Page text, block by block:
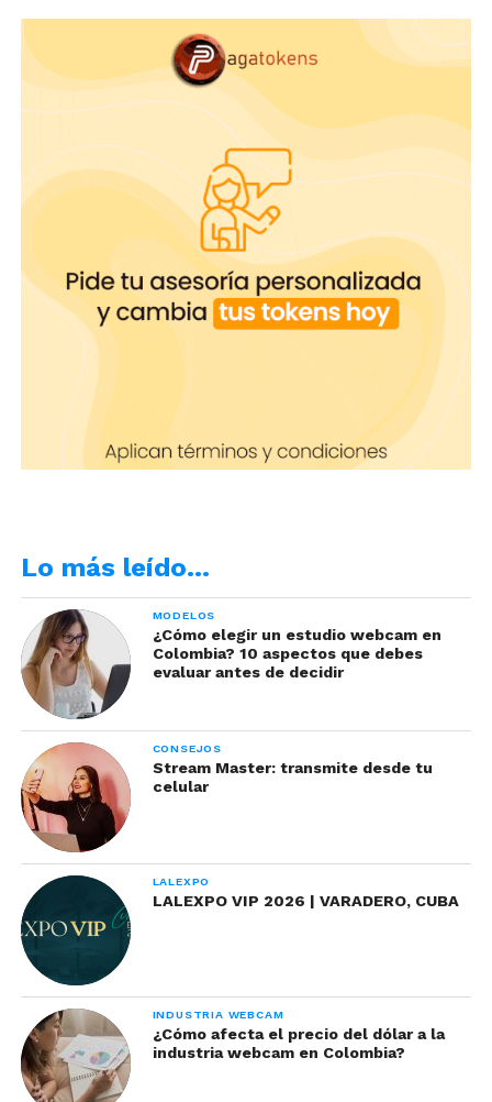
Stories: Compartiendo momentos
cercanos en tiempo real
Los Stories son una forma auténtica de conectarte
con tus seguidores al mostrar momentos
espontáneos y cercanos. Utiliza esta función para
compartir aspectos personales de tu vida y tu
profesión.
Los seguidores disfrutan viendo contenido detrás
de escena y sentir que son parte de tu día a día.
Esto no solo fortalece la relación con tus
seguidores existentes, sino que también atrae
nuevos seguidores interesados en conocerte
Post: Fomentando comentarios y
compromiso
Los posts en Instagram siguen siendo una manera
efectiva de generar comentarios y compromiso.
Emplea imágenes cautivadoras y descripciones
interesantes para capturar la atención de tus
seguidores. Los posts tienen la posibilidad de
llegar a un público más amplio a través de la
función «Explorar», lo que te permite atraer a
nuevos seguidores que aún no están
familiarizados contigo.
Lo más leído…
MODELOS
¿Cómo elegir un estudio webcam en
Colombia? 10 aspectos que debes
evaluar antes de decidir
CONSEJOS
Stream Master: transmite desde tu
celular
LALEXPO
LALEXPO VIP 2026 | VARADERO, CUBA
INDUSTRIA WEBCAM
¿Cómo afecta el precio del dólar a la
industria webcam en Colombia?